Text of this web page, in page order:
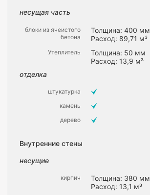
несущая часть
блоки из ячеистого
бетона
Толщина: 400 мм
Расход: 89,71 м³
Утеплитель
Толщина: 50 мм
Расход: 13,9 м³
отделка
штукатурка
камень
дерево
Внутренние стены
несущие
кирпич
Толщина: 380 мм
Расход: 13,1 м³